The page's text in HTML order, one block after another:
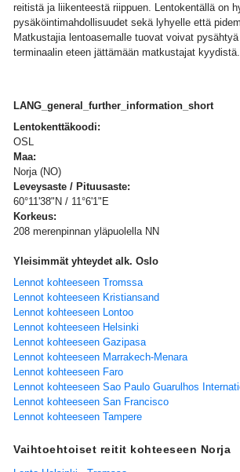
reitistä ja liikenteestä riippuen. Lentokentällä on
pysäköintimahdollisuudet sekä lyhyelle että
Matkustajia lentoasemalle tuovat voivat
terminaalin eteen jättämään matkustajat kyydistä.
LANG_general_further_information_short
Lentokenttäkoodi:
OSL
Maa:
Norja (NO)
Leveysaste / Pituusaste:
60°11'38"N / 11°6'1"E
Korkeus:
208 merenpinnan yläpuolella NN
Yleisimmät yhteydet alk. Oslo
Lennot kohteeseen Tromssa
Lennot kohteeseen Kristiansand
Lennot kohteeseen Lontoo
Lennot kohteeseen Helsinki
Lennot kohteeseen Gazipasa
Lennot kohteeseen Marrakech-Menara
Lennot kohteeseen Faro
Lennot kohteeseen Sao Paulo Guarulhos
Lennot kohteeseen San Francisco
Lennot kohteeseen Tampere
Vaihtoehtoiset reitit kohteeseen Norja